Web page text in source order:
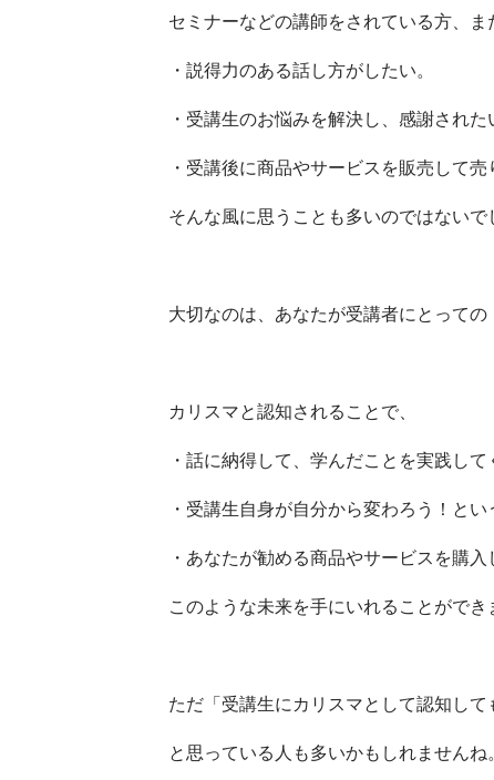
セミナーなどの講師をされている方、
・説得力のある話し方がしたい。
・受講生のお悩みを解決し、感謝された
・受講後に商品やサービスを販売して売
そんな風に思うことも多いのではないで
大切なのは、あなたが受講者にとって
カリスマと認知されることで、
・話に納得して、学んだことを実践して
・受講生自身が自分から変わろう！と
・あなたが勧める商品やサービスを購
このような未来を手にいれることができ
ただ「受講生にカリスマとして認知して
と思っている人も多いかもしれませんね